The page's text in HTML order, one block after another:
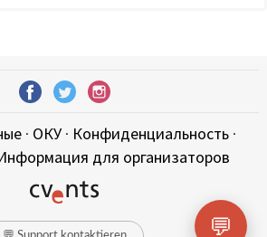
· ОКУ· Конфиденциальность·
для организаторов
💬